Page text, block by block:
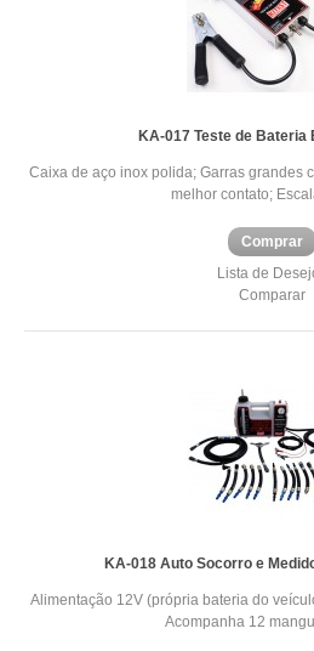
KA-017 Teste de Bateria
Caixa de aço inox polida; Garras grandes
melhor contato;
Comprar
Lista de
Comparar
KA-018 Auto Socorro e
Alimentação 12V (própria bateria do
Acompanha 12